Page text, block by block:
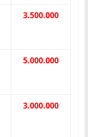
3.500.000
5.000.000
3.000.000